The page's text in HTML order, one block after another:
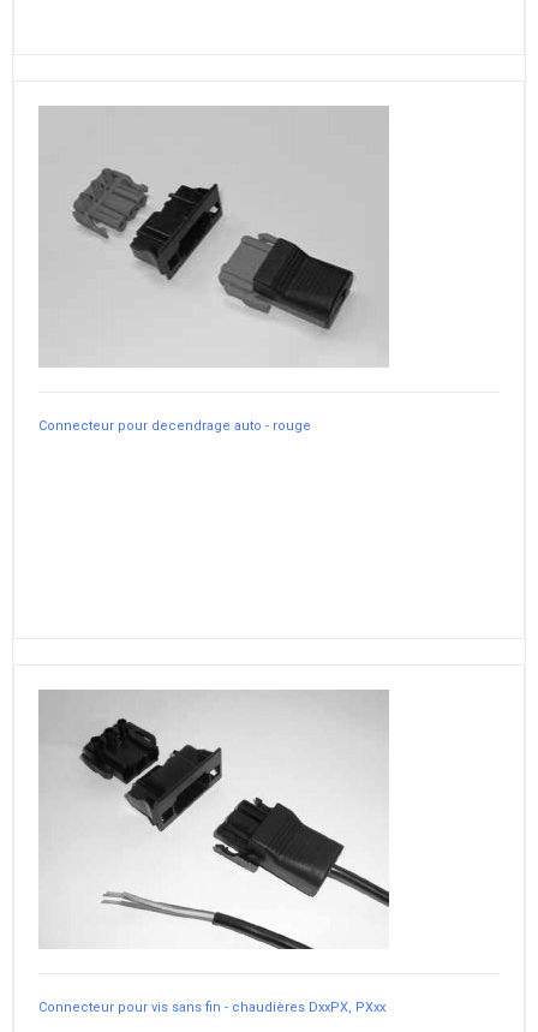
Connecteur pour decendrage auto - rouge
Connecteur pour vis sans fin - chaudières DxxPX, PXxx